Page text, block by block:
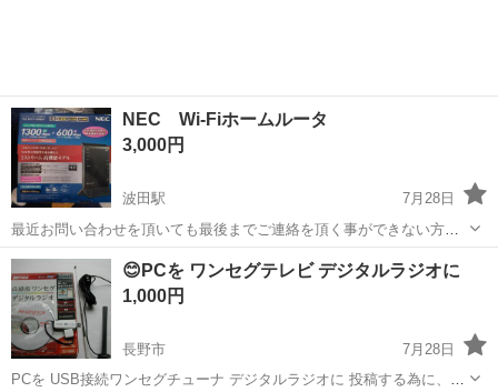
NEC Wi-Fiホームルータ
3,000円
波田駅
7月28日
最近お問い合わせを頂いても最後までご連絡を頂く事ができない方が
多いため最後までご連絡出来る方のみお問い合わせお願い致します。
Aterm WG1900HP PA-WG1900HP 箱あり 説明書ありです。 あくま...
長野 松本市 波田駅 周辺機器 ホームルータ
😊PCを ワンセグテレビ デジタルラジオに
1,000円
長野市
7月28日
PCを USB接続ワンセグチューナ デジタルラジオに 投稿する為に、